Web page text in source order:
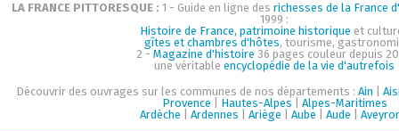
LA FRANCE PITTORESQUE : 1 - Guide en ligne des richesses de la France
1999 :
Histoire de France, patrimoine historique et
gîtes et chambres d'hôtes, tourisme,
2 - Magazine d'histoire 36 pages couleur depuis
une véritable encyclopédie de la vie d'autrefois
Découvrir des ouvrages sur les communes de nos départements : Ain
Provence
Hautes-Alpes
Alpes-Maritimes
Ardèche
Ardennes Ariège Aube Aude